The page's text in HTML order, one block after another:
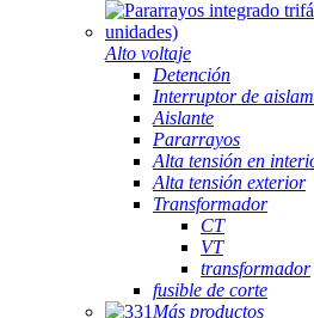
Alto voltaje
Detención
Interruptor de
Aislante
Pararrayos
Alta tensión en
Alta tensión exterior
Transformador
CT
VT
transformador
fusible de corte
Más productos